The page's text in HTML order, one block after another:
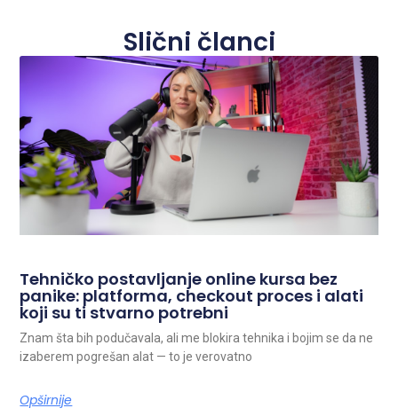
Slični članci
Tehničko postavljanje online kursa bez
panike: platforma, checkout proces i alati
koji su ti stvarno potrebni
Znam šta bih podučavala, ali me blokira tehnika i bojim se da ne
izaberem pogrešan alat — to je verovatno
Opširnije